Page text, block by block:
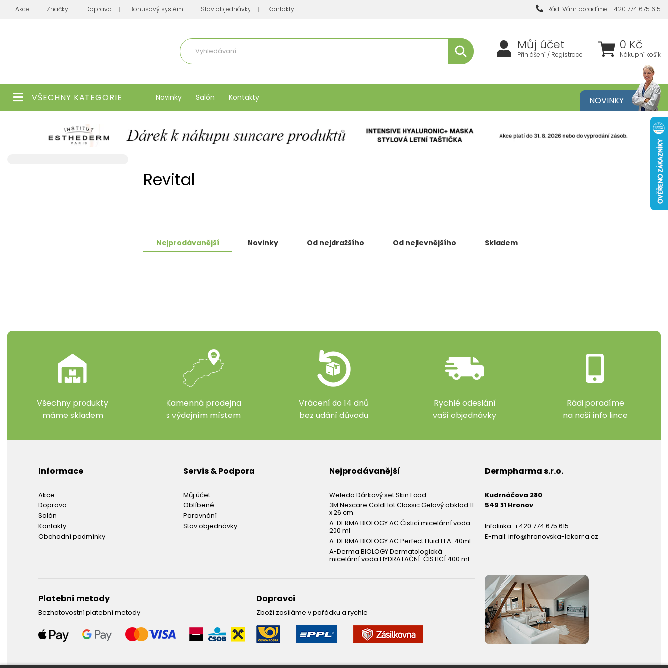
Akce Značky Doprava Bonusový systém Stav objednávky Kontakty Rádi Vám poradíme: +420 774 675 615
0 Kč
Nákupní košík
Můj účet
Přihlášení / Registrace
VŠECHNY KATEGORIE Novinky Salón Kontakty NOVINKY
Revital
Nejprodávanější Novinky Od nejdražšího Od nejlevnějšího Skladem
Všechny produkty
máme skladem
Kamenná prodejna
s výdejním místem
Vrácení do 14 dnů
bez udání důvodu
Rychlé odeslání
vaší objednávky
Rádi poradíme
na naší info lince
Informace
Akce
Doprava
Salón
Kontakty
Obchodní podmínky
Servis & Podpora
Můj účet
Oblíbené
Porovnání
Stav objednávky
Nejprodávanější
Weleda Dárkový set Skin Food
3M Nexcare ColdHot Classic Gelový obklad 11
x 26 cm
A-DERMA BIOLOGY AC Čisticí micelární voda
200 ml
A-DERMA BIOLOGY AC Perfect Fluid H.A. 40ml
A-Derma BIOLOGY Dermatologická
micelární voda HYDRATAČNÍ-ČISTICÍ 400 ml
Platební metody
Bezhotovostní platební metody
Dopravci
Zboží zasíláme v pořádku a rychle
Dermpharma s.r.o.
Kudrnáčova 280
549 31 Hronov
Infolinka: +420 774 675 615
E-mail: info@hronovska-lekarna.cz